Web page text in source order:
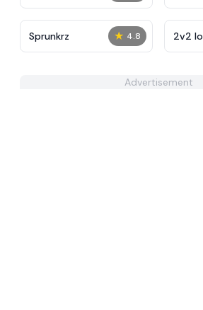
★ 4.8
Sprunkrz 2v2 Io
Advertisement